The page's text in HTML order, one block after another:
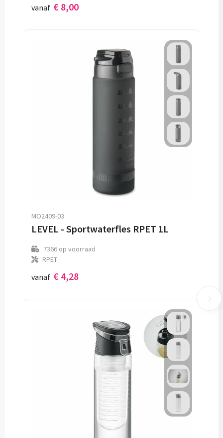
vanaf € 8,00
MO2409-03
LEVEL - Sportwaterfles RPET 1L
7366op voorraad
RPET
vanaf € 4,28